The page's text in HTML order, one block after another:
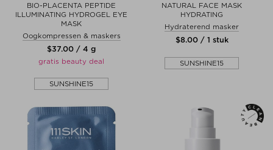
BIO-PLACENTA PEPTIDE
ILLUMINATING HYDROGEL EYE
MASK
Oogkompressen & maskers
$‌37.00 / 4 g
gratis beauty deal
SUNSHINE15
NATURAL FACE MASK
HYDRATING
Hydraterend masker
$‌8.00 / 1 stuk
SUNSHINE15